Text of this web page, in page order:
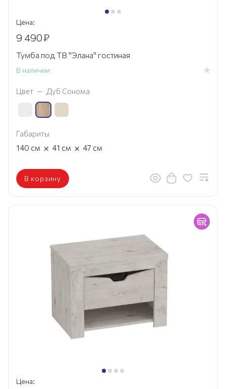
Цена:
9 490₽
Тумба под ТВ "Элана" гостиная
В наличии
Цвет — Дуб Сонома
Габариты
140 см × 41 см × 47 см
В корзину
Цена: